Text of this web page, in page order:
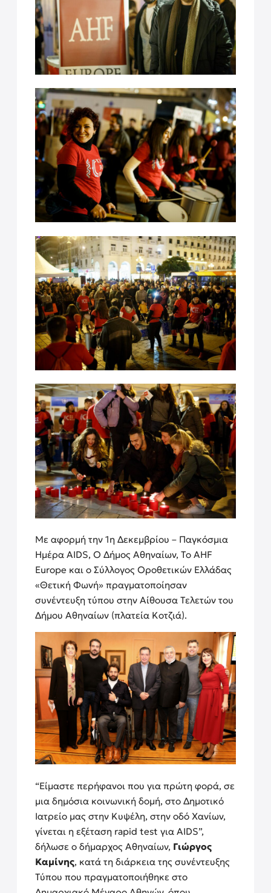
Με αφορμή την 1η Δεκεμβρίου – Παγκόσμια
Ημέρα AIDS, Ο Δήμος Αθηναίων, Το AHF
Europe και ο Σύλλογος Οροθετικών Ελλάδας
«Θετική Φωνή» πραγματοποίησαν
συνέντευξη τύπου στην Αίθουσα Τελετών του
Δήμου Αθηναίων (πλατεία Κοτζιά).
“Είμαστε περήφανοι που για πρώτη φορά, σε
μια δημόσια κοινωνική δομή, στο Δημοτικό
Ιατρείο μας στην Κυψέλη, στην οδό Χανίων,
γίνεται η εξέταση rapid test για AIDS”,
δήλωσε ο δήμαρχος Αθηναίων, Γιώργος
Καμίνης, κατά τη διάρκεια της συνέντευξης
Τύπου που πραγματοποιήθηκε στο